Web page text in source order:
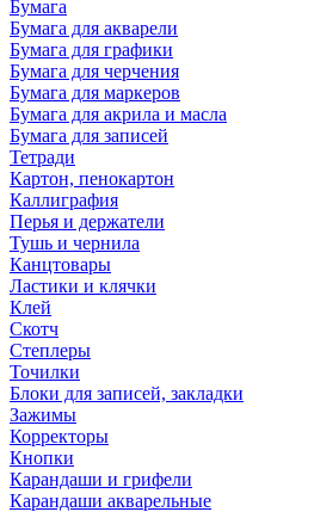
Бумага
Бумага для акварели
Бумага для графики
Бумага для черчения
Бумага для маркеров
Бумага для акрила и масла
Бумага для записей
Тетради
Картон, пенокартон
Каллиграфия
Перья и держатели
Тушь и чернила
Канцтовары
Ластики и клячки
Клей
Скотч
Степлеры
Точилки
Блоки для записей, закладки
Зажимы
Корректоры
Кнопки
Карандаши и грифели
Карандаши акварельные